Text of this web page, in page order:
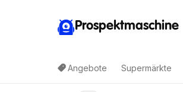
Prospektmaschine
Angebote Supermärkte